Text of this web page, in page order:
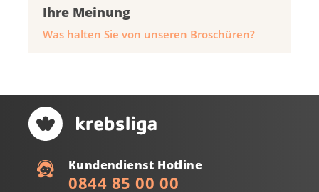
Ihre Meinung
Was halten Sie von unseren Broschüren?
Kundendienst Hotline
0844 85 00 00